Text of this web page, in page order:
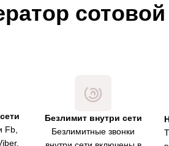
сотовой
Fb,
Безлимит внутри сети
Безлимитные звонки